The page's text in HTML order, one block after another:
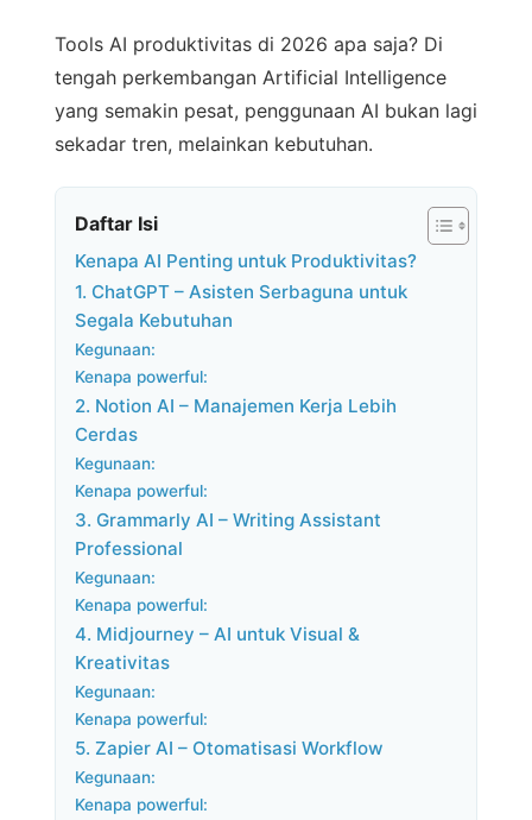
Tools AI produktivitas di 2026 apa saja? Di
tengah perkembangan Artificial Intelligence
yang semakin pesat, penggunaan AI bukan lagi
sekadar tren, melainkan kebutuhan.
Daftar Isi
Kenapa AI Penting untuk Produktivitas?
1. ChatGPT – Asisten Serbaguna untuk
Segala Kebutuhan
Kegunaan:
Kenapa powerful:
2. Notion AI – Manajemen Kerja Lebih
Cerdas
Kegunaan:
Kenapa powerful:
3. Grammarly AI – Writing Assistant
Professional
Kegunaan:
Kenapa powerful:
4. Midjourney – AI untuk Visual &
Kreativitas
Kegunaan:
Kenapa powerful:
5. Zapier AI – Otomatisasi Workflow
Kegunaan:
Kenapa powerful: